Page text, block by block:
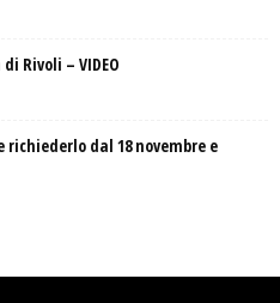
Rivoli – VIDEO
richiederlo dal 18 novembre e